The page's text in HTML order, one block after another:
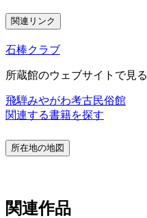
関連リンク
石棒クラブ
所蔵館のウェブサイトで見る
飛騨みやがわ考古民俗館
関連する書籍を探す
所在地の地図
関連作品